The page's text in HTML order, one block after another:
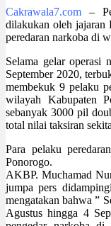
Cakrawala7.com –
dilakukan oleh jajaran
peredaran narkoba di
Selama gelar operasi
September 2020,
membekuk 9 pelaku
wilayah Kabupaten
sebanyak 3000 pil
total nilai taksiran
Para pelaku
Ponorogo.
AKBP. Muchamad
jumpa pers
mengatakan bahwa ”
Agustus hingga 4